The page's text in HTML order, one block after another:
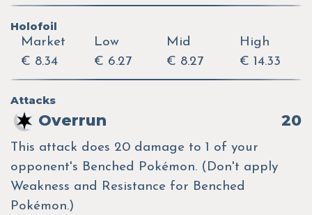
Holofoil
Market
€ 8.34
Low
€ 6.27
Mid
€ 8.27
High
€ 14.33
Attacks
Overrun 20
This attack does 20 damage to 1 of your
opponent's Benched Pokémon. (Don't apply
Weakness and Resistance for Benched
Pokémon.)